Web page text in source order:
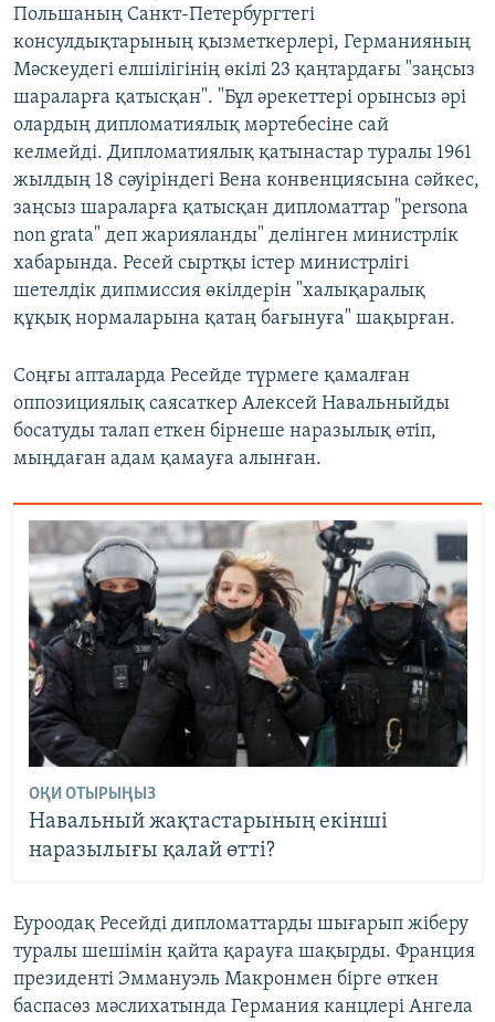
Польшаның Санкт-Петербургтегі
консулдықтарының қызметкерлері, Германияның
Мәскеудегі елшілігінің өкілі 23 қаңтардағы "заңсыз
шараларға қатысқан". "Бұл әрекеттері орынсыз әрі
олардың дипломатиялық мәртебесіне сай
келмейді. Дипломатиялық қатынастар туралы 1961
жылдың 18 сәуіріндегі Вена конвенциясына сәйкес,
заңсыз шараларға қатысқан дипломаттар "persona
non grata" деп жарияланды" делінген министрлік
хабарында. Ресей сыртқы істер министрлігі
шетелдік дипмиссия өкілдерін "халықаралық
құқық нормаларына қатаң бағынуға" шақырған.
Соңғы апталарда Ресейде түрмеге қамалған
оппозициялық саясаткер Алексей Навальныйды
босатуды талап еткен бірнеше наразылық өтіп,
мыңдаған адам қамауға алынған.
ОҚИ ОТЫРЫҢЫЗ
Навальный жақтастарының екінші
наразылығы қалай өтті?
Еуроодақ Ресейді дипломаттарды шығарып жіберу
туралы шешімін қайта қарауға шақырды. Франция
президенті Эммануэль Макронмен бірге өткен
баспасөз мәслихатында Германия канцлері Ангела